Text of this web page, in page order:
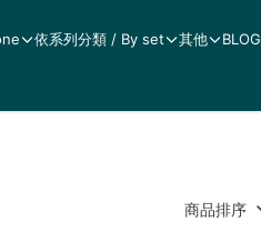
依系列分類 / By set 其他 BLOG
商品排序